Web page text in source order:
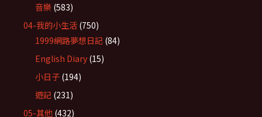
音樂 (583)
04-我的小生活 (750)
1999網路夢想日記 (84)
English Diary (15)
小日子 (194)
遊記 (231)
05-其他 (432)